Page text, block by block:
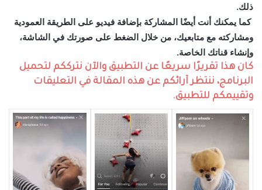
ذلك.
كما يمكنك أنت أيضًا المشاركة بإضافة فيديو على الطريقة العمودية
ومشاركته مع متابعيك، من خلال الضغط على صورتك في الشاشة،
وإنشاء قناتك الخاصة.
كان هذا تقريرًا سريعًا عن التطبيق والآن نترككم لتحميل
البرنامج، ننتظر آرائكم عن هذه المقالة في التعليقات
وتقييمكم للتطبيق.